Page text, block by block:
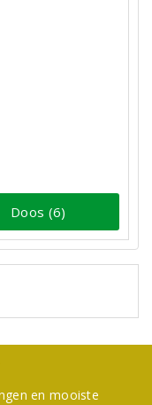
Doos (6)
en mooiste